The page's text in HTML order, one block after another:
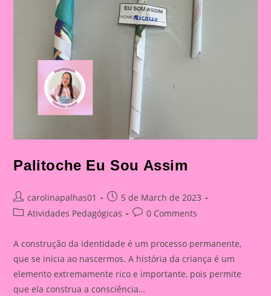
Palitoche Eu Sou Assim
Post
author:
carolinapalhas01
Post
published:
5 de March de 2023
PostAtividades Pedagógicas
Post0 Comments
A construção da identidade é um processo permanente,
que se inicia ao nascermos. A história da criança é um
elemento extremamente rico e importante, pois permite
que ela construa a consciência…